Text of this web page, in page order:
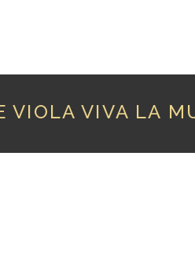
VIOLA VIVA LA